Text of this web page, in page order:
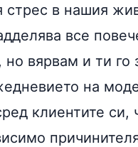
стрес в нашия
все
но вярвам и ти
на
клиентите си,